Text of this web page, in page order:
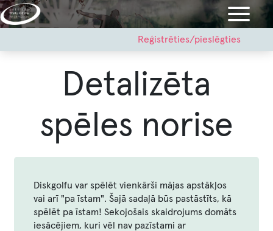
Pārlekt
uz
menu
Reģistrēties/pieslēgties
Detalizēta
spēles norise
Diskgolfu var spēlēt vienkārši mājas apstākļos
vai arī "pa īstam". Šajā sadaļā būs pastāstīts, kā
spēlēt pa īstam! Sekojošais skaidrojums domāts
iesācējiem, kuri vēl nav pazīstami ar